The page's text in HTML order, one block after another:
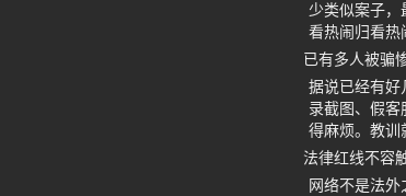
少类似案子
看热闹归看热
已有多人被骗
据说已经有好
录截图、假
得麻烦。教训
法律红线不容
网络不是法